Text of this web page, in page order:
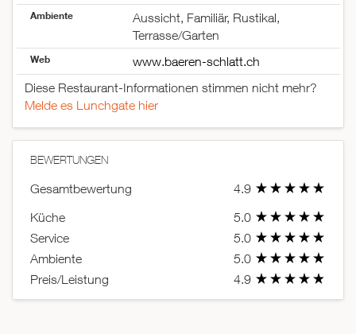
Ambiente
Aussicht, Familiär, Rustikal,
Terrasse/Garten
Web
www.baeren-schlatt.ch
Diese Restaurant-Informationen stimmen nicht mehr?
Melde es Lunchgate hier
BEWERTUNGEN
Gesamtbewertung
4.9
Küche
5.0
Service
5.0
Ambiente
5.0
Preis/Leistung
4.9